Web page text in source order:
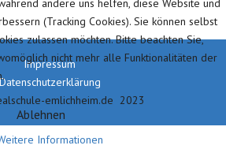
Impressum
Datenschutzerklärung
emlichheim.de 2023
andere uns helfen, diese Website und
(Tracking Cookies). Sie können selbst
zulassen möchten. Bitte beachten Sie,
nicht mehr alle Funktionalitäten der
Ablehnen
Informationen